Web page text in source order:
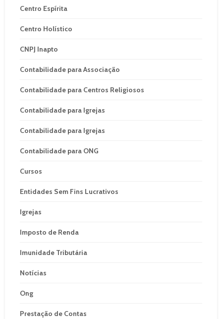
Centro Espírita
Centro Holístico
CNPJ Inapto
Contabilidade para Associação
Contabilidade para Centros Religiosos
Contabilidade para Igrejas
Contabilidade para Igrejas
Contabilidade para ONG
Cursos
Entidades Sem Fins Lucrativos
Igrejas
Imposto de Renda
Imunidade Tributária
Notícias
Ong
Prestação de Contas